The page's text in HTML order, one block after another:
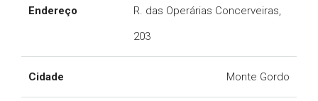
Endereço
R. das Operárias Concerveiras,
203
Cidade Monte Gordo